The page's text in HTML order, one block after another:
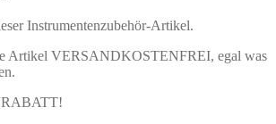
Instrumentenzubehör-Artikel.
Artikel VERSANDKOSTENFREI, egal was